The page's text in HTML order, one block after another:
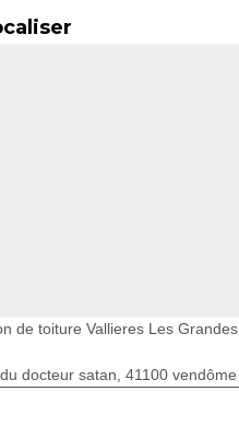
de toiture Vallieres Les Grandes
docteur satan, 41100 vendôme